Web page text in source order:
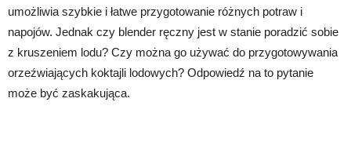
umożliwia szybkie i łatwe przygotowanie różnych potraw i
napojów. Jednak czy blender ręczny jest w stanie poradzić sobie
z kruszeniem lodu? Czy można go używać do przygotowywania
orzeźwiających koktajli lodowych? Odpowiedź na to pytanie
może być zaskakująca.